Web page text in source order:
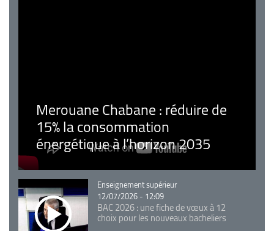
Merouane Chabane : réduire de
15% la consommation
énergétique à l’horizon 2035
Catégorie
Enseignement supérieur
12/07/2026 - 12:09
BAC 2026 : une fiche de vœux à 12
choix pour les nouveaux bacheliers